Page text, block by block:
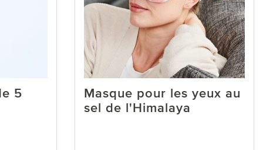
5
Masque pour les yeux au
sel de l'Himalaya